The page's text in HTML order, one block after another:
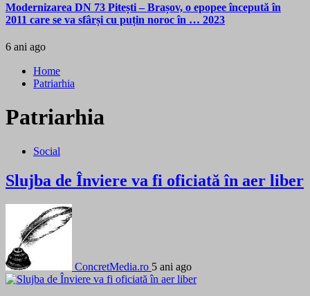
Modernizarea DN 73 Pitești – Brașov, o epopee începută în
2011 care se va sfârși cu puțin noroc în … 2023
6 ani ago
Home
Patriarhia
Patriarhia
Social
Slujba de Înviere va fi oficiată în aer liber
ConcretMedia.ro 5 ani ago